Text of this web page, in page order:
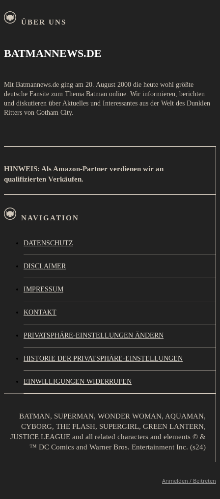
ÜBER UNS
BATMANNEWS.DE
Mit Batmannews.de ging am 20. August 2000 die heute wohl größte
deutsche Fansite zum Thema Batman online. Wir informieren, berichten
und diskutieren über Aktuelles und Interessantes aus der Welt des Dunklen
Ritters von Gotham City.
HINWEIS: Als Amazon-Partner verdienen wir an
qualifizierten Verkäufen.
NAVIGATION
DATENSCHUTZ
DISCLAIMER
IMPRESSUM
KONTAKT
PRIVATSPHÄRE-EINSTELLUNGEN ÄNDERN
HISTORIE DER PRIVATSPHÄRE-EINSTELLUNGEN
EINWILLIGUNGEN WIDERRUFEN
BATMAN, SUPERMAN, WONDER WOMAN, AQUAMAN,
CYBORG, THE FLASH, SUPERGIRL, GREEN LANTERN,
JUSTICE LEAGUE and all related characters and elements © &
™ DC Comics and Warner Bros. Entertainment Inc. (s24)
Anmelden / Beitreten